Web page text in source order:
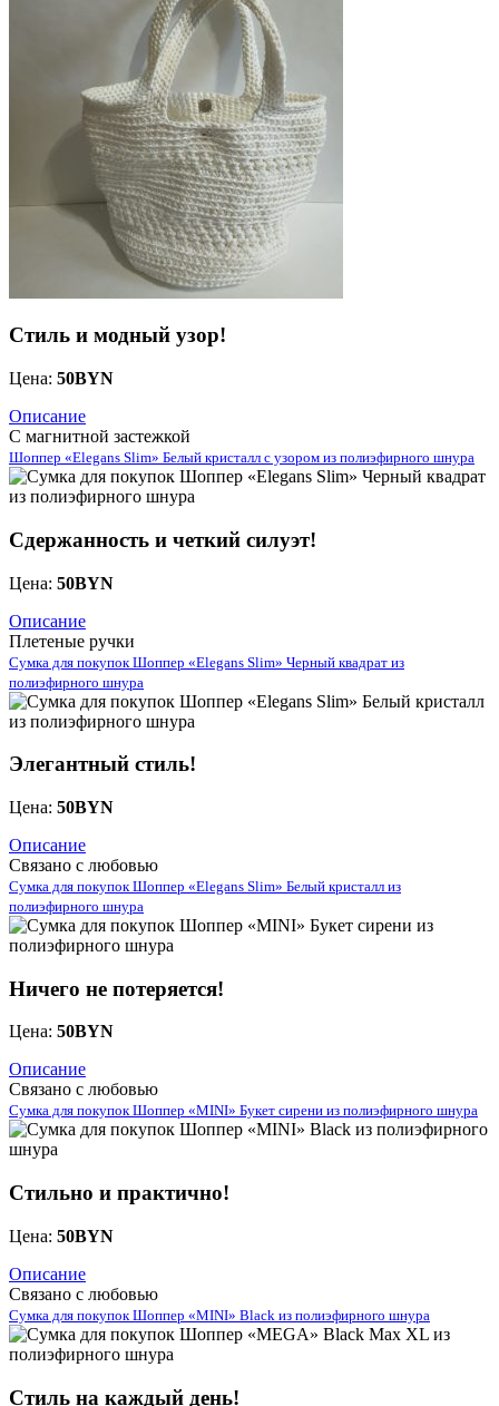
Стиль и модный узор!
Цена: 50BYN
Описание
С магнитной застежкой
Шоппер «Elegans Slim» Белый кристалл с узором из полиэфирного шнура
Сдержанность и четкий силуэт!
Цена: 50BYN
Описание
Плетеные ручки
Сумка для покупок Шоппер «Elegans Slim» Черный квадрат из
полиэфирного шнура
Элегантный стиль!
Цена: 50BYN
Описание
Связано с любовью
Сумка для покупок Шоппер «Elegans Slim» Белый кристалл из
полиэфирного шнура
Ничего не потеряется!
Цена: 50BYN
Описание
Связано с любовью
Сумка для покупок Шоппер «MINI» Букет сирени из полиэфирного шнура
Стильно и практично!
Цена: 50BYN
Описание
Связано с любовью
Сумка для покупок Шоппер «MINI» Black из полиэфирного шнура
Стиль на каждый день!